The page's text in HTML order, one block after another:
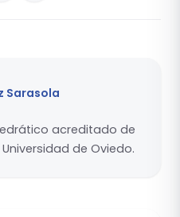
Sarasola
acreditado de
de Oviedo.